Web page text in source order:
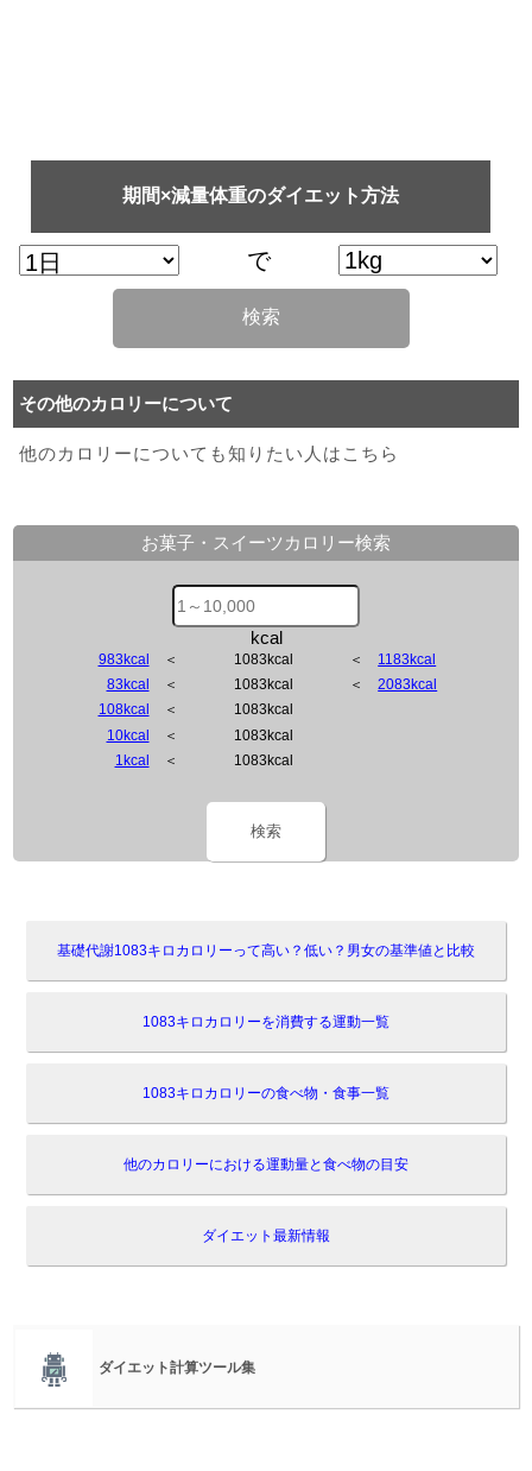
期間×減量体重のダイエット方法
で
検索
その他のカロリーについて
他のカロリーについても知りたい人はこちら
お菓子・スイーツカロリー検索
kcal
983kcal ＜ 1083kcal ＜ 1183kcal
83kcal
＜ 1083kcal ＜2083kcal
108kcal
＜
1083kcal
10kcal ＜
1083kcal
1kcal
＜ 1083kcal
検索
基礎代謝1083キロカロリーって高い？低い？男女の基準値と比較
1083キロカロリーを消費する運動一覧
1083キロカロリーの食べ物・食事一覧
他のカロリーにおける運動量と食べ物の目安
ダイエット最新情報
ダイエット計算ツール集